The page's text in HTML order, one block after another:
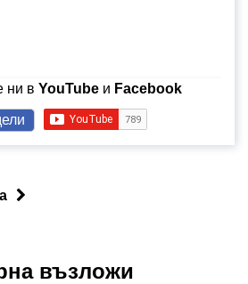
ни в YouTubeи Facebook
възложи